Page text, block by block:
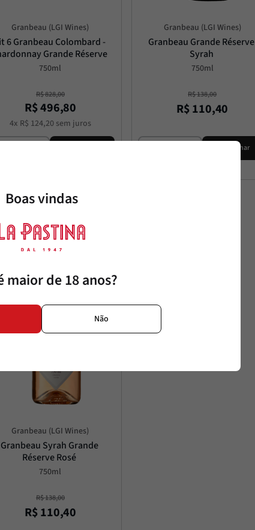
Granbeau (LGI Wines)
6 Granbeau Colombard -
Grande Réserve
750ml
R$828,00
R$496,80
4x R$ 124,20sem juros
Granbeau (LGI Wines)
Granbeau Grande Réserve
Syrah
750ml
R$138,00
R$110,40
Adicionar
OFF
Granbeau (LGI Wines)
Granbeau Syrah Grande
Réserve Rosé
750ml
R$138,00
R$110,40
Boas vindas
maior de 18 anos?
Não